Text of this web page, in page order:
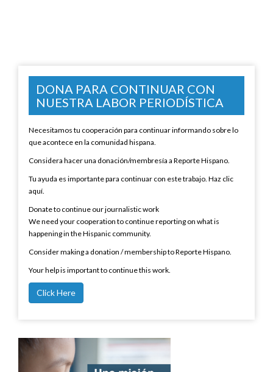
DONA PARA CONTINUAR CON
NUESTRA LABOR PERIODÍSTICA
Necesitamos tu cooperación para continuar informando sobre lo
que acontece en la comunidad hispana.
Considera hacer una donación/membresía a Reporte Hispano.
Tu ayuda es importante para continuar con este trabajo. Haz clic
aquí.
Donate to continue our journalistic work
We need your cooperation to continue reporting on what is
happening in the Hispanic community.
Consider making a donation / membership to Reporte Hispano.
Your help is important to continue this work.
Click Here